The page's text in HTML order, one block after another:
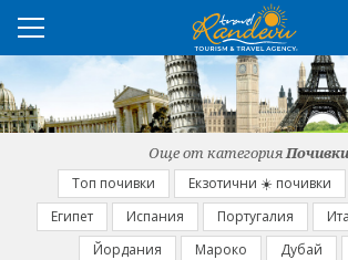
ПРЕПОРЪЧАНО
ЕКСКУРЗИИ
ПОЧИВКИ
Още от категорияПочивки
Топ почивки Екзотични ☀️ почивки
Египет
Испания Португалия
Йордания
Мароко Дубай